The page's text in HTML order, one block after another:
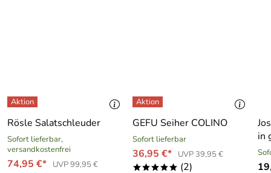
Rösle Salatschleuder
Sofort lieferbar,
versandkostenfrei
74,95 €* UVP 99,95 €
GEFU Seiher COLINO
Sofort lieferbar
36,95 €* UVP 39,95 €
***** (2)
in